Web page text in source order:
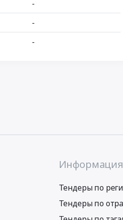
-
-
-
Информация
Тендеры по
Тендеры по